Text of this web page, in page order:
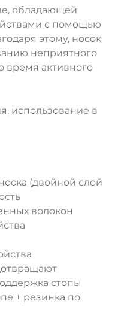
обладающей
с помощью
этому, носок
неприятного
время активного
использование в
(двойной слой
волокон
стопы
+ резинка по